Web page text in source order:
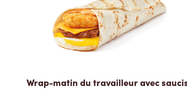
Wrap-matin du travailleur avec